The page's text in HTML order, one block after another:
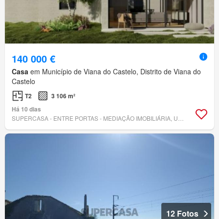
140 000 €
Casa em Município de Viana do Castelo, Distrito de Viana do
Castelo
T2
3 106 m²
Há 10 dias
12 Fotos